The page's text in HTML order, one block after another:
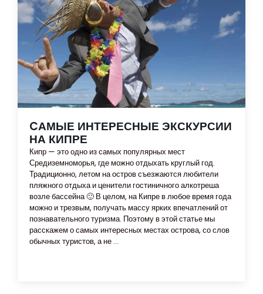
CАМЫЕ ИНТЕРЕСНЫЕ ЭКСКУРСИИ
НА КИПРЕ
Кипр — это одно из самых популярных мест
Средиземноморья, где можно отдыхать круглый год.
Традиционно, летом на остров съезжаются любители
пляжного отдыха и ценители гостиничного алкотреша
возле бассейна 🙂 В целом, на Кипре в любое время года
можно и трезвым, получать массу ярких впечатлений от
познавательного туризма. Поэтому в этой статье мы
расскажем о самых интересных местах острова, со слов
обычных туристов, а не ...